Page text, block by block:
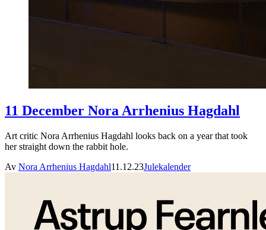
11 December Nora Arrhenius Hagdahl
Art critic Nora Arrhenius Hagdahl looks back on a year that took
her straight down the rabbit hole.
Av Nora Arrhenius Hagdahl11.12.23Julekalender